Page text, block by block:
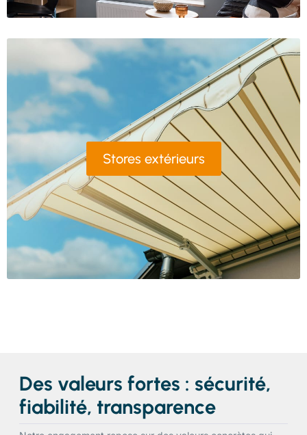
Stores extérieurs
Des valeurs fortes : sécurité,
fiabilité, transparence